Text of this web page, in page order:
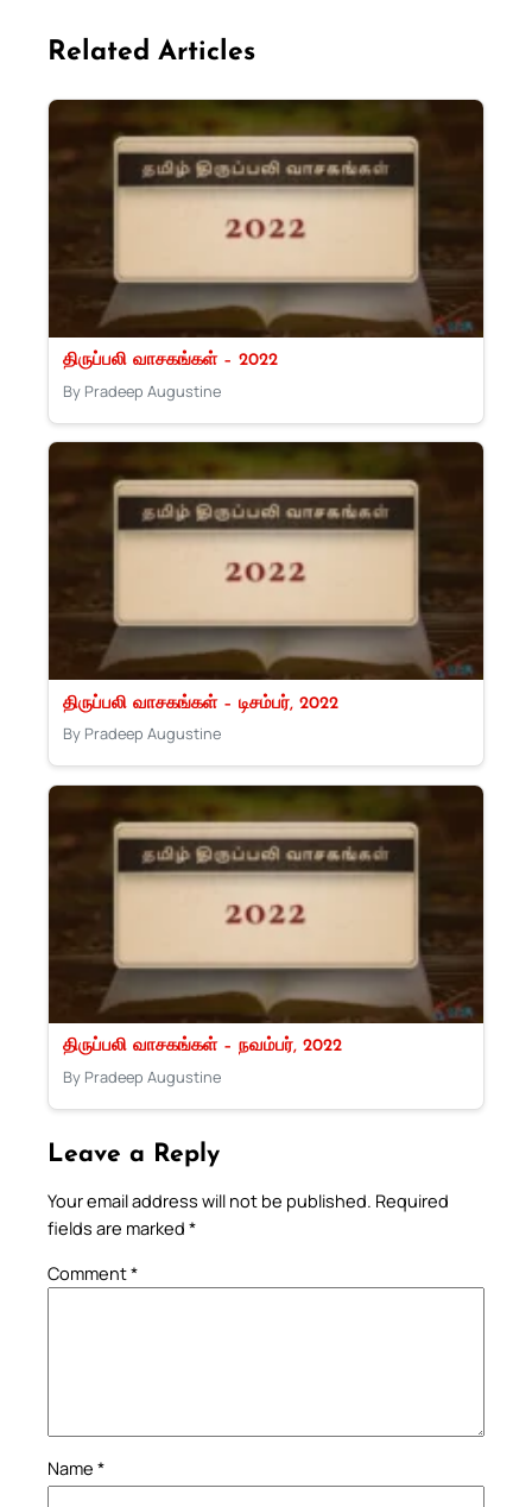
Related Articles
திருப்பலி வாசகங்கள் – 2022
By Pradeep Augustine
திருப்பலி வாசகங்கள் – டிசம்பர், 2022
By Pradeep Augustine
திருப்பலி வாசகங்கள் – நவம்பர், 2022
By Pradeep Augustine
Leave a Reply
Your email address will not be published. Required
fields are marked *
Comment*
Name *